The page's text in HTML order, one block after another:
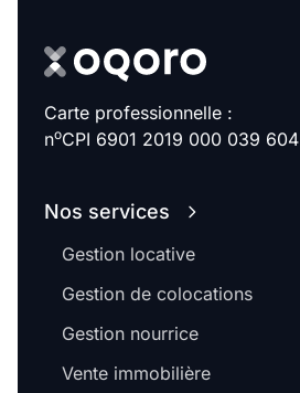
Carte professionnelle :
noCPI 6901 2019 000 039 604
Nos services
Gestion locative
Gestion de colocations
Gestion nourrice
Vente immobilière